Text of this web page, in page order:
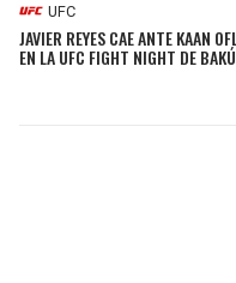
UFC
JAVIER REYES CAE ANTE KAAN
EN LA UFC FIGHT NIGHT DE BAKÚ